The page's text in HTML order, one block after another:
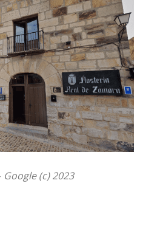
Google (c) 2023